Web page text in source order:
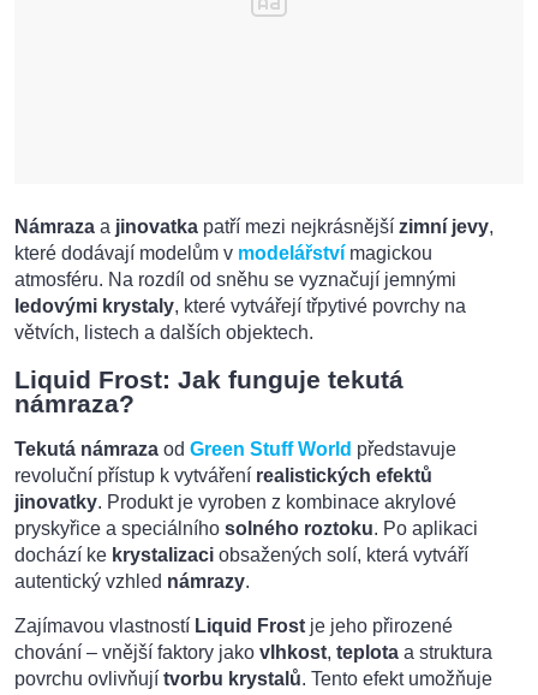
Námraza a jinovatka patří mezi nejkrásnější zimní jevy,
které dodávají modelům v modelářství magickou
atmosféru. Na rozdíl od sněhu se vyznačují jemnými
ledovými krystaly, které vytvářejí třpytivé povrchy na
větvích, listech a dalších objektech.
Liquid Frost: Jak funguje tekutá
námraza?
Tekutá námraza od Green Stuff World představuje
revoluční přístup k vytváření realistických efektů
jinovatky. Produkt je vyroben z kombinace akrylové
pryskyřice a speciálního solného roztoku. Po aplikaci
dochází ke krystalizaci obsažených solí, která vytváří
autentický vzhled námrazy.
Zajímavou vlastností Liquid Frost je jeho přirozené
chování – vnější faktory jako vlhkost, teplota a struktura
povrchu ovlivňují tvorbu krystalů. Tento efekt umožňuje